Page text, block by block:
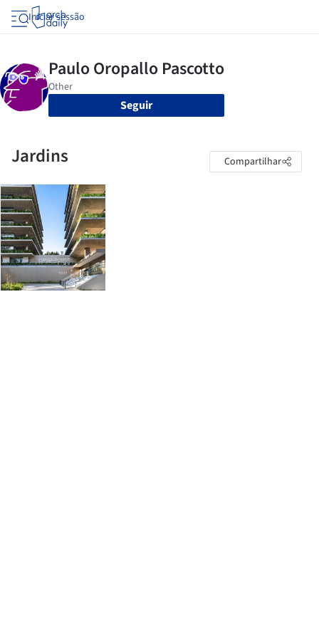
Iniciar sessão
Seguir
Jardins Compartilhar